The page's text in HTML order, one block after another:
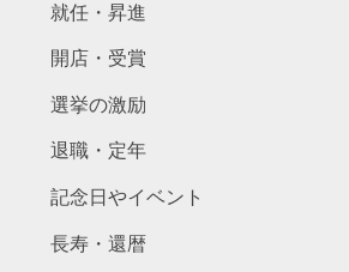
就任・昇進
開店・受賞
選挙の激励
退職・定年
記念日やイベント
長寿・還暦